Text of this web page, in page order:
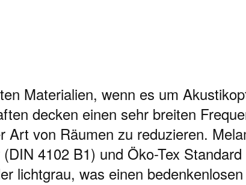
Materialien, wenn es um
decken einen sehr breiten
von Räumen zu reduzieren.
4102 B1) und Öko-Tex
lichtgrau, was einen